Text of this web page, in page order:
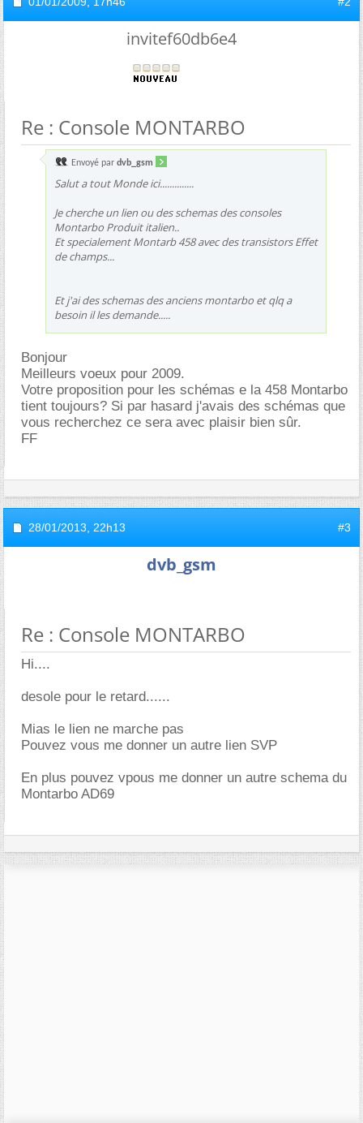
invitef60db6e4
Re : Console MONTARBO
Envoyé par dvb_gsm
Salut a tout Monde ici..............
Je cherche un lien ou des schemas des consoles
Montarbo Produit italien..
Et specialement Montarb 458 avec des transistors Effet
de champs...
Et j'ai des schemas des anciens montarbo et qlq a
besoin il les demande.....
Bonjour
Meilleurs voeux pour 2009.
Votre proposition pour les schémas e la 458 Montarbo
tient toujours? Si par hasard j'avais des schémas que
vous recherchez ce sera avec plaisir bien sûr.
FF
28/01/2013, 22h13 #3
dvb_gsm
Re : Console MONTARBO
Hi....
desole pour le retard......
Mias le lien ne marche pas
Pouvez vous me donner un autre lien SVP
En plus pouvez vpous me donner un autre schema du
Montarbo AD69